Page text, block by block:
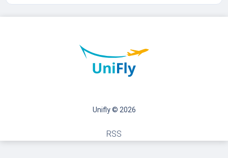
Unifly © 2026
RSS